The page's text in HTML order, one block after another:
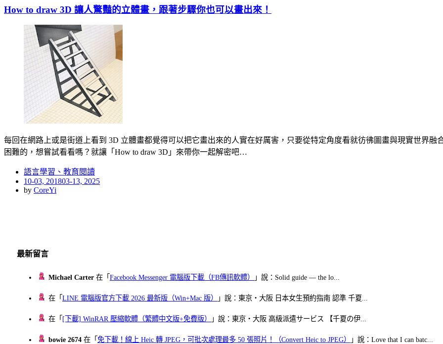
How to draw 3D 讓人驚豔的立體畫，跟著步驟你也可以畫出來！
每回在網路上或是街道上看到 3D 立體畫都覺得可以把它畫出來的人實在好厲害，只要從特定角度看就彷彿圖畫與現實世界
困難的，想嘗試看看嗎？就讓「How to draw 3D」來帶你一起解密吧…
語言學習、教育閱讀
Posted
on
10-03, 201803-13, 2025
by CoreYi
最新留言
Michael Carter 在「Facebook Messenger 電腦版下載（FB傳訊軟體） 」說：Solid guide — the lo...
在「LINE 電腦版官方下載 2026 最新版（Win+Mac 版） 」說：東京・大阪 日本女生預約指南 認準 千夏...
在「 [下載] WinRAR 壓縮軟體（繁體中文版+免費版） 」說：東京・大阪 高級派遣サービス 【千夏の伊...
bowie 2674 在「免下載！線上 Heic 轉 JPEG，可批次處理最多 50 張照片！（Convert Heic to JPEG） 」說：Love that I can batc...